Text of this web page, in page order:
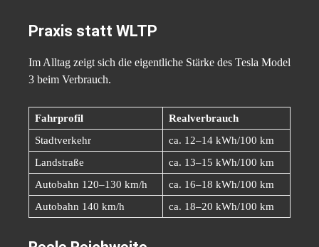
Praxis statt WLTP
Im Alltag zeigt sich die eigentliche Stärke des Tesla Model
3 beim Verbrauch.
Fahrprofil
Realverbrauch
Stadtverkehr
ca. 12–14 kWh/100 km
Landstraße
ca. 13–15 kWh/100 km
Autobahn 120–130 km/h
ca. 16–18 kWh/100 km
Autobahn 140 km/h
ca. 18–20 kWh/100 km